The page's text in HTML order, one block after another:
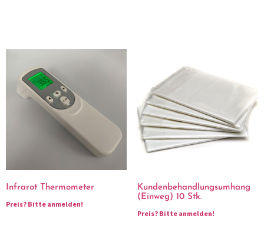
Infrarot Thermometer
Preis? Bitte anmelden!
Kundenbehandlungsumhang
(Einweg) 10 Stk.
Preis? Bitte anmelden!